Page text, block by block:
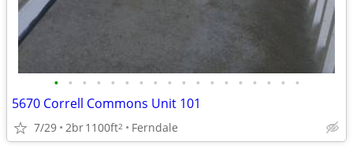
• • • • • • • • • • • • • • • • • •
5670 Correll Commons Unit 101
7/29 2br1100ft2 Ferndale